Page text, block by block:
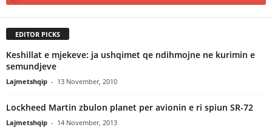
EDITOR PICKS
Keshillat e mjekeve: ja ushqimet qe ndihmojne ne kurimin e
semundjeve
Lajmetshqip - 13 November, 2010
Lockheed Martin zbulon planet per avionin e ri spiun SR-72
Lajmetshqip - 14 November, 2013